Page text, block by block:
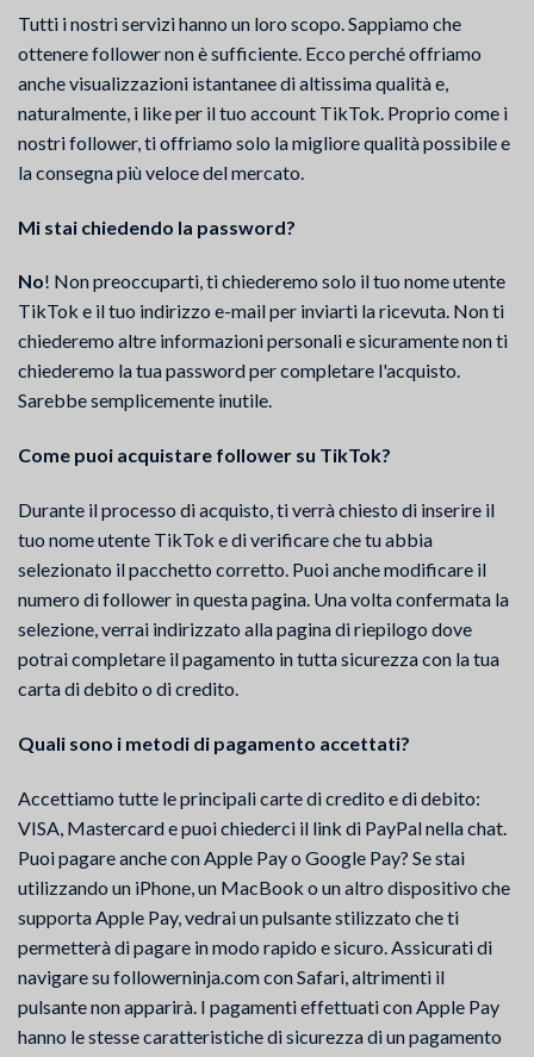
Tutti i nostri servizi hanno un loro scopo. Sappiamo che
ottenere follower non è sufficiente. Ecco perché offriamo
anche visualizzazioni istantanee di altissima qualità e,
naturalmente, i like per il tuo account TikTok. Proprio come i
nostri follower, ti offriamo solo la migliore qualità possibile e
la consegna più veloce del mercato.
Mi stai chiedendo la password?
No! Non preoccuparti, ti chiederemo solo il tuo nome utente
TikTok e il tuo indirizzo e-mail per inviarti la ricevuta. Non ti
chiederemo altre informazioni personali e sicuramente non ti
chiederemo la tua password per completare l'acquisto.
Sarebbe semplicemente inutile.
Come puoi acquistare follower su TikTok?
Durante il processo di acquisto, ti verrà chiesto di inserire il
tuo nome utente TikTok e di verificare che tu abbia
selezionato il pacchetto corretto. Puoi anche modificare il
numero di follower in questa pagina. Una volta confermata la
selezione, verrai indirizzato alla pagina di riepilogo dove
potrai completare il pagamento in tutta sicurezza con la tua
carta di debito o di credito.
Quali sono i metodi di pagamento accettati?
Accettiamo tutte le principali carte di credito e di debito:
VISA, Mastercard e puoi chiederci il link di PayPal nella chat.
Puoi pagare anche con Apple Pay o Google Pay? Se stai
utilizzando un iPhone, un MacBook o un altro dispositivo che
supporta Apple Pay, vedrai un pulsante stilizzato che ti
permetterà di pagare in modo rapido e sicuro. Assicurati di
navigare su followerninja.com con Safari, altrimenti il
pulsante non apparirà. I pagamenti effettuati con Apple Pay
hanno le stesse caratteristiche di sicurezza di un pagamento